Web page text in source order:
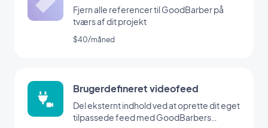
Fjern alle referencer til GoodBarber på
tværs af dit projekt
$40/måned
Brugerdefineret videofeed
Del eksternt indhold ved at oprette dit eget
tilpassede feed med GoodBarbers